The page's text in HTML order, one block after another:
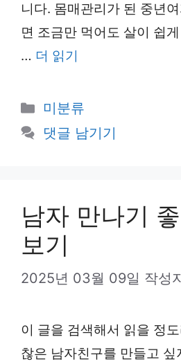
니다. 몸매관리가 된 중년
면 조금만 먹어도 살이 쉽
… 더 읽기
카
테
미분류
댓글 남기기
남자 만나기
보기
2025년 03월 09일 작성
이 글을 검색해서 읽을 정
찮은 남자친구를 만들고